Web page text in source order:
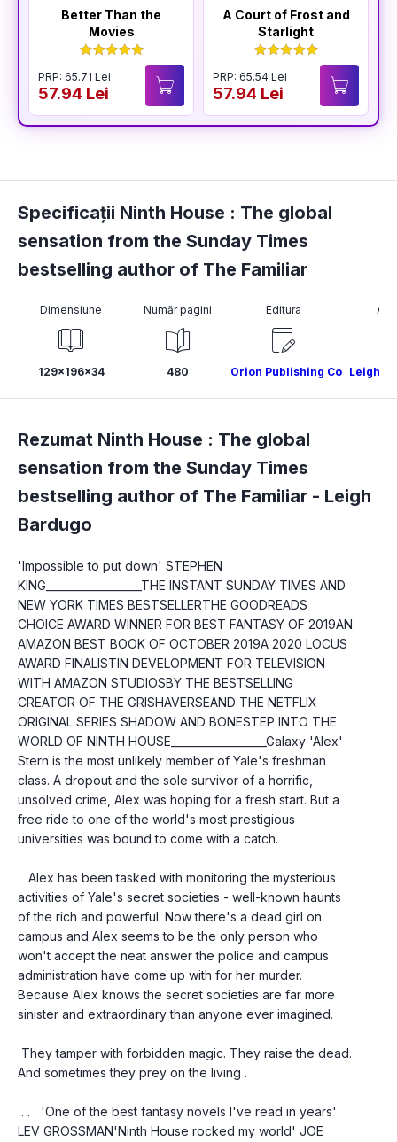
Better Than the
Movies
PRP: 65.71 Lei
57.94 Lei
A Court of Frost and
Starlight
PRP: 65.54 Lei
57.94 Lei
Specificații Ninth House : The global
sensation from the Sunday Times
bestselling author of The Familiar
Dimensiune
129x196x34
Număr pagini
480
Editura
Orion Publishing Co Leigh
Rezumat Ninth House : The global
sensation from the Sunday Times
bestselling author of The Familiar - Leigh
Bardugo
'Impossible to put down' STEPHEN
KING__________________THE INSTANT SUNDAY TIMES AND
NEW YORK TIMES BESTSELLERTHE GOODREADS
CHOICE AWARD WINNER FOR BEST FANTASY OF 2019AN
AMAZON BEST BOOK OF OCTOBER 2019A 2020 LOCUS
AWARD FINALISTIN DEVELOPMENT FOR TELEVISION
WITH AMAZON STUDIOSBY THE BESTSELLING
CREATOR OF THE GRISHAVERSEAND THE NETFLIX
ORIGINAL SERIES SHADOW AND BONESTEP INTO THE
WORLD OF NINTH HOUSE__________________Galaxy 'Alex'
Stern is the most unlikely member of Yale's freshman
class. A dropout and the sole survivor of a horrific,
unsolved crime, Alex was hoping for a fresh start. But a
free ride to one of the world's most prestigious
universities was bound to come with a catch.
activities of Yale's secret societies - well-known haunts
of the rich and powerful. Now there's a dead girl on
campus and Alex seems to be the only person who
won't accept the neat answer the police and campus
administration have come up with for her murder.
Because Alex knows the secret societies are far more
sinister and extraordinary than anyone ever imagined.
And sometimes they prey on the living .
LEV GROSSMAN'Ninth House rocked my world' JOE